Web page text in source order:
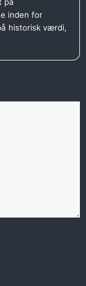
på
inden for
historisk værdi,